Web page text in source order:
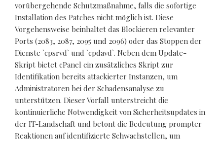
vorübergehende Schutzmaßnahme, falls die sofortige
Installation des Patches nicht möglich ist. Diese
Vorgehensweise beinhaltet das Blockieren relevanter
Ports (2083, 2087, 2095 und 2096) oder das Stoppen der
Dienste `cpsrvd` und `cpdavd`. Neben dem Update-
Skript bietet cPanel ein zusätzliches Skript zur
Identifikation bereits attackierter Instanzen, um
Administratoren bei der Schadensanalyse zu
unterstützen. Dieser Vorfall unterstreicht die
kontinuierliche Notwendigkeit von Sicherheitsupdates in
der IT-Landschaft und betont die Bedeutung prompter
Reaktionen auf identifizierte Schwachstellen, um